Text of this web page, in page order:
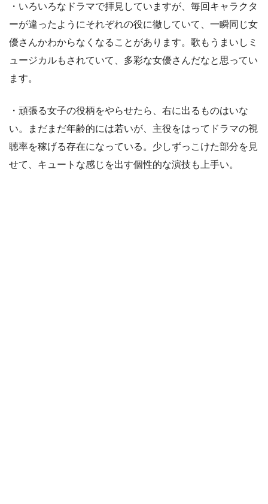
・いろいろなドラマで拝見していますが、毎回キャラクタ
ーが違ったようにそれぞれの役に徹していて、一瞬同じ女
優さんかわからなくなることがあります。歌もうまいしミ
ュージカルもされていて、多彩な女優さんだなと思ってい
ます。
・頑張る女子の役柄をやらせたら、右に出るものはいな
い。まだまだ年齢的には若いが、主役をはってドラマの視
聴率を稼げる存在になっている。少しずっこけた部分を見
せて、キュートな感じを出す個性的な演技も上手い。